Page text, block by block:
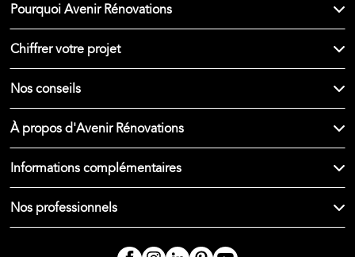
Pourquoi Avenir Rénovations
Chiffrer votre projet
Nos conseils
À propos d'Avenir Rénovations
Informations complémentaires
Nos professionnels